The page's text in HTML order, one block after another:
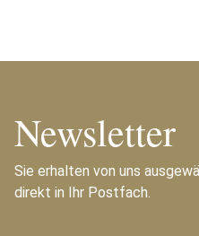
Newsletter
Sie erhalten von uns
direkt in Ihr Postfach.